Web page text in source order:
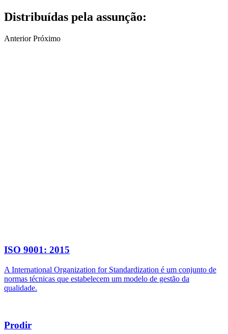
Distribuídas pela assunção:
Anterior Próximo
ISO 9001: 2015
A International Organization for Standardization é um conjunto de
normas técnicas que estabelecem um modelo de gestão da
qualidade.
Prodir